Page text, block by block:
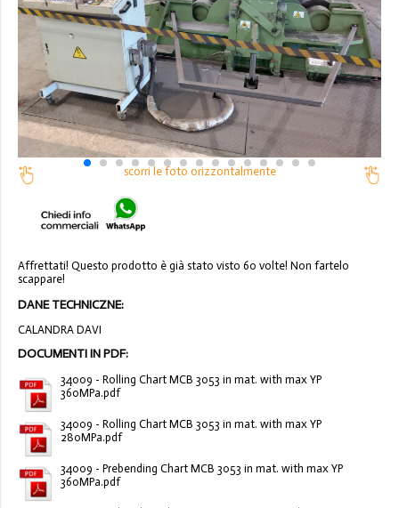
scorri le foto orizzontalmente
Affrettati! Questo prodotto è già stato visto 60 volte! Non fartelo
scappare!
DANE TECHNICZNE:
CALANDRA DAVI
DOCUMENTI IN PDF:
34009 - Rolling Chart MCB 3053 in mat. with max YP
360MPa.pdf
34009 - Rolling Chart MCB 3053 in mat. with max YP
280MPa.pdf
34009 - Prebending Chart MCB 3053 in mat. with max YP
360MPa.pdf